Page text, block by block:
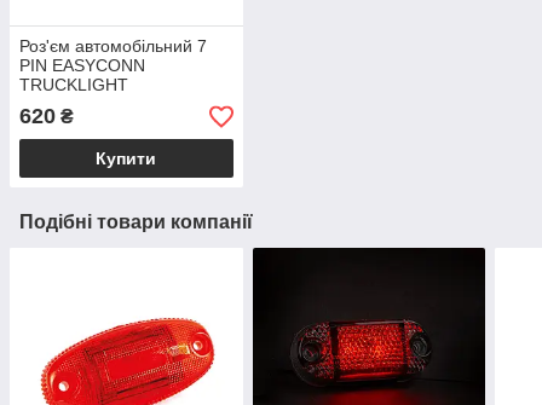
Роз'єм автомобільний 7
PIN EASYCONN
TRUCKLIGHT
до ліхтарів DAF KOGEL
KRONE SCHMITZ
620 ₴
Купити
Подібні товари компанії